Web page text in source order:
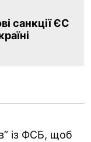
санкції ЄС
із ФСБ, щоб